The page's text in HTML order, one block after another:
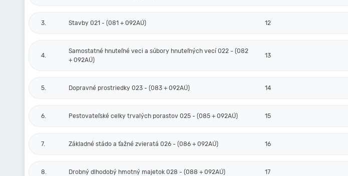
3. Stavby 021 - (081 + 092AÚ) 12
4.
Samostatné hnuteľné veci a súbory hnuteľných vecí 022 - (082
+ 092AÚ)
13
5. Dopravné prostriedky 023 - (083 + 092AÚ) 14
6. Pestovateľské celky trvalých porastov 025 - (085 + 092AÚ) 15
7. Základné stádo a ťažné zvieratá 026 - (086 + 092AÚ) 16
8. Drobný dlhodobý hmotný majetok 028 - (088 + 092AÚ) 17